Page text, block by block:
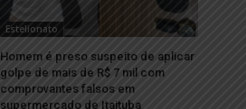
Estelionato
Homem é preso suspeito de aplicar
golpe de mais de R$ 7 mil com
comprovantes falsos em
supermercado de Itaituba